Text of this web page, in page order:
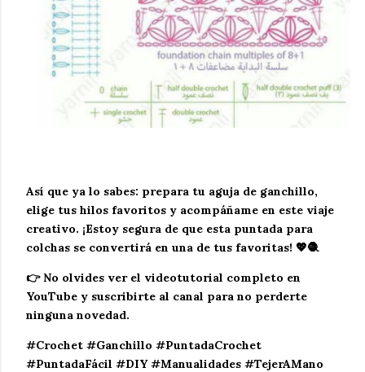
Así que ya lo sabes: prepara tu aguja de ganchillo,
elige tus hilos favoritos y acompáñame en este viaje
creativo. ¡Estoy segura de que esta puntada para
colchas se convertirá en una de tus favoritas! 💖🧶
👉No olvides ver el videotutorial completo en
YouTube y suscribirte al canal para no perderte
ninguna novedad.
#Crochet #Ganchillo #PuntadaCrochet
#PuntadaFácil #DIY #Manualidades #TejerAMano